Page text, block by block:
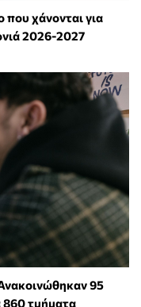
που χάνονται για
2026-2027
95
860 τμήματα